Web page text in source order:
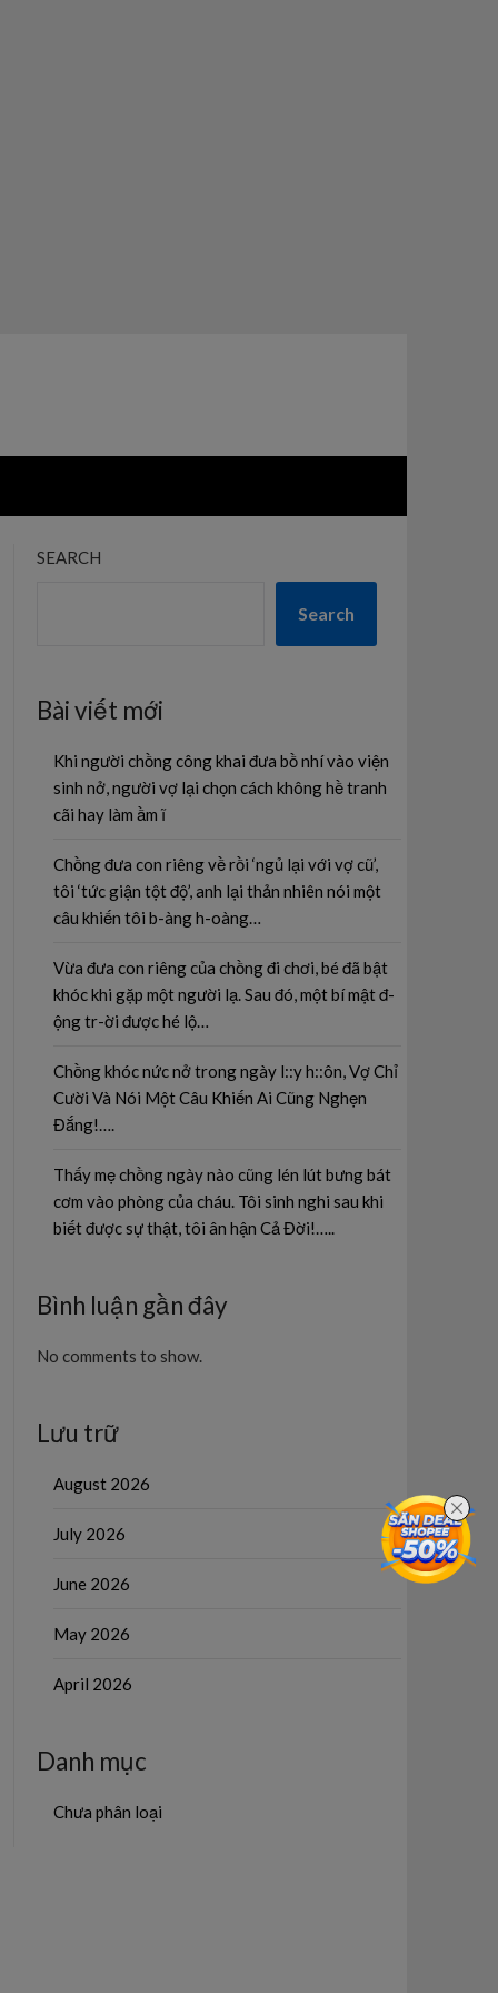
SEARCH
Search
Bài viết mới
Khi người chồng công khai đưa bồ nhí vào viện
sinh nở, người vợ lại chọn cách không hề tranh
cãi hay làm ầm ĩ
Chồng đưa con riêng về rồi ‘ngủ lại với vợ cũ’,
tôi ‘tức giận tột độ’, anh lại thản nhiên nói một
câu khiến tôi b-àng h-oàng…
Vừa đưa con riêng của chồng đi chơi, bé đã bật
khóc khi gặp một người lạ. Sau đó, một bí mật đ-
ộng tr-ời được hé lộ…
Chồng khóc nức nở trong ngày l::y h::ôn, Vợ Chỉ
Cười Và Nói Một Câu Khiến Ai Cũng Nghẹn
Đắng!….
Thấy mẹ chồng ngày nào cũng lén lút bưng bát
cơm vào phòng của cháu. Tôi sinh nghi sau khi
biết được sự thật, tôi ân hận Cả Đời!…..
Bình luận gần đây
No comments to show.
Lưu trữ
August 2026
July 2026
June 2026
May 2026
April 2026
Danh mục
Chưa phân loại